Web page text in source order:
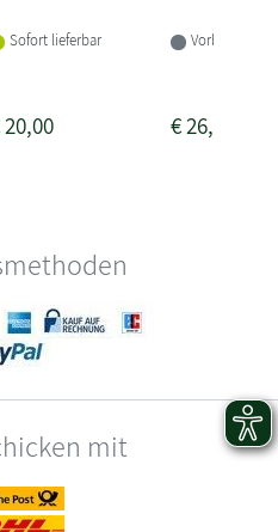
Sofort lieferbar
20,00
Vorbestellbar
€26,00
mit